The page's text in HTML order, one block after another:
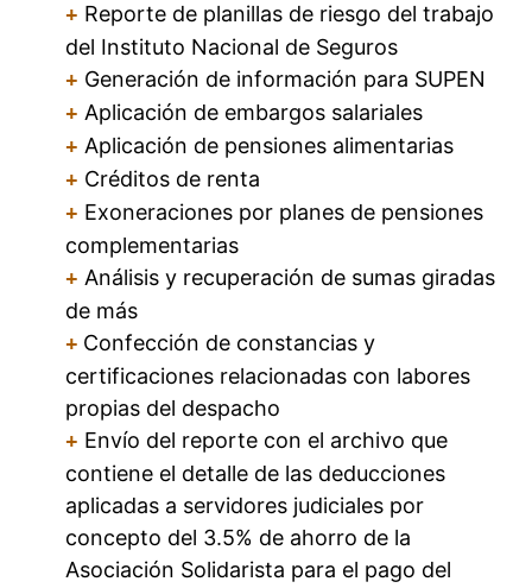
+ Reporte de planillas de riesgo del trabajo
del Instituto Nacional de Seguros
+ Generación de información para SUPEN
+ Aplicación de embargos salariales
+ Aplicación de pensiones alimentarias
+ Créditos de renta
+ Exoneraciones por planes de pensiones
complementarias
+ Análisis y recuperación de sumas giradas
de más
+ Confección de constancias y
certificaciones relacionadas con labores
propias del despacho
+ Envío del reporte con el archivo que
contiene el detalle de las deducciones
aplicadas a servidores judiciales por
concepto del 3.5% de ahorro de la
Asociación Solidarista para el pago del